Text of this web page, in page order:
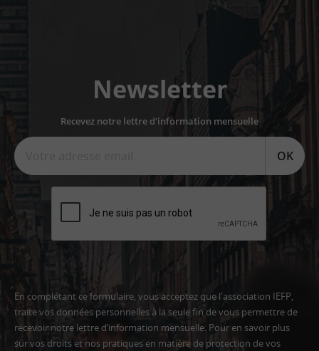
Newsletter
Recevez notre lettre d'information mensuelle
OK
En complétant ce formulaire, vous acceptez que l'association IEFP,
traite vos données personnelles à la seule fin de vous permettre de
recevoir notre lettre d’information mensuelle. Pour en savoir plus
sur vos droits et nos pratiques en matière de protection de vos